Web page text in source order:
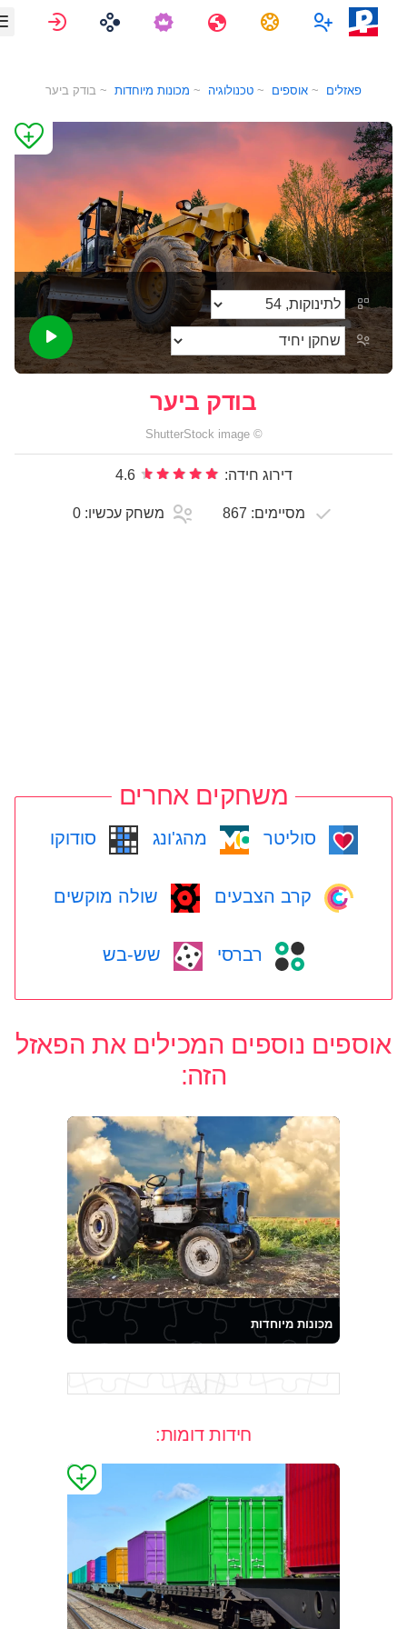
מרובה משתתפים
משימות נסיעות
פאזלים אוספים טכנולוגיה מכונות מיוחדות בודק ביער
בודק ביער
ShutterStockimage
דירוג חידה: 4.6
מסיימים:867 משחק עכשיו:0
משחקים אחרים
סוליטר מהג'ונג סודוקו
קרב הצבעים שולה מוקשים
רברסי שש-בש
אוספים נוספים המכילים את הפאזל
הזה:
מכונות מיוחדות
חידות דומות: